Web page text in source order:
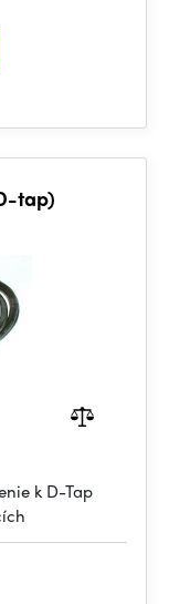
tap)
k D-Tap